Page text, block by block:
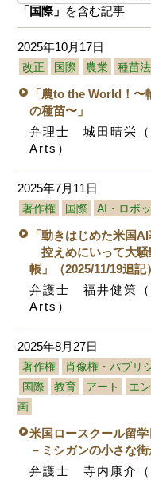
「国際」 を含む記事
2025年10月17日
改正 国際 農業 種苗法
「農to the World！
の種苗〜」
弁理士 城田晴栄
Arts）
2025年7月11日
著作権 国際 AI・ロボ
「動きはじめた米国
控えめにいって大騒
帳」（2025/11/19追記）
弁護士 福井健策
Arts）
2025年8月27日
著作権 肖像権・パブリ
国際
教育 アート エ
画
米国ロースクール
－ミシガンの小さな街
弁護士 寺内康介